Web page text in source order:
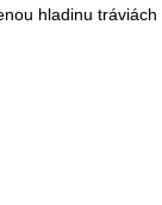
hladinu